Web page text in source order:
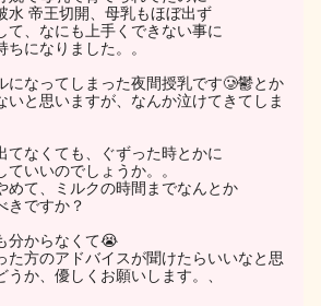
水 帝王切開、母乳もほぼ出ず
て、なにも上手くできない事に
になりました。。
になってしまった夜間授乳です🥲鬱とか
いと思いますが、なんか泣けてきてしま
てなくても、ぐずった時とかに
ていいのでしょうか。。
めて、ミルクの時間までなんとか
きですか？
分からなくて😭
た方のアドバイスが聞けたらいいなと思
うか、優しくお願いします。、